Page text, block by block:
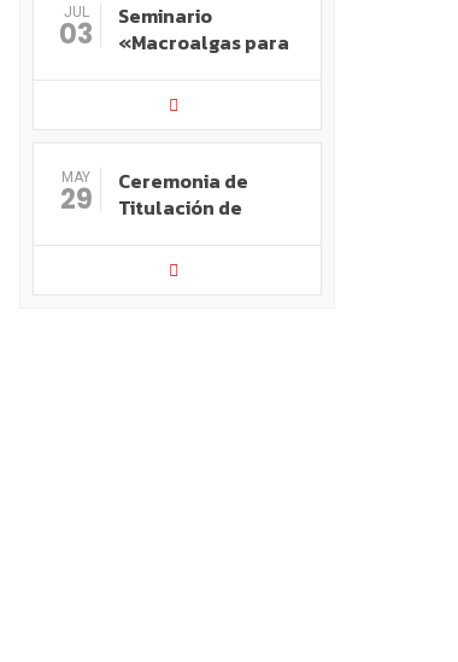
JUL
03
Seminario
«Macroalgas para
MAY
29
Ceremonia de
Titulación de